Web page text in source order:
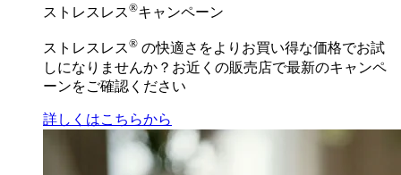
ストレスレス®キャンペーン
ストレスレス® の快適さをよりお買い得な価格でお試
しになりませんか？お近くの販売店で最新のキャンペ
ーンをご確認ください
詳しくはこちらから